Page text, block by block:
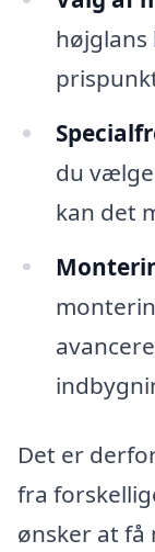
højglans
du
kan det
Det er
fra
ønsker at